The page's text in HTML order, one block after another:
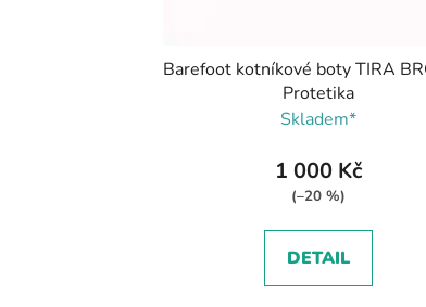
Barefoot kotníkové boty TIRA
Protetika
Skladem*
1 000 Kč
(–20 %)
DETAIL